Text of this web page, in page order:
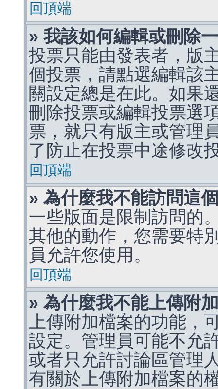
回頂端
» 我該如何編輯或刪除
投票只能由發表者，版
個投票，請點選編輯該
關設定總是在此。如果
刪除投票或編輯投票選
票，就只有版主或管理
了防止在投票中途修改
回頂端
» 為什麼我不能訪問這
一些版面是限制訪問的
其他的動作，您需要特
員允許您使用。
回頂端
» 為什麼我不能上傳附
上傳附加檔案的功能，
設定。管理員可能不允
或者只允許討論區管理
有關於上傳附加檔案的